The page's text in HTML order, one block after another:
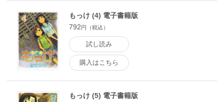
もっけ (4) 電子書籍版
792円（税込）
試し読み
購入はこちら
もっけ (5) 電子書籍版